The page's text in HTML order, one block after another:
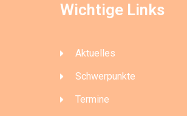
Wichtige Links
Aktuelles
Schwerpunkte
Termine